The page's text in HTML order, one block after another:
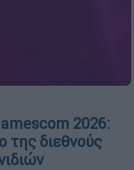
2026:
της διεθνούς